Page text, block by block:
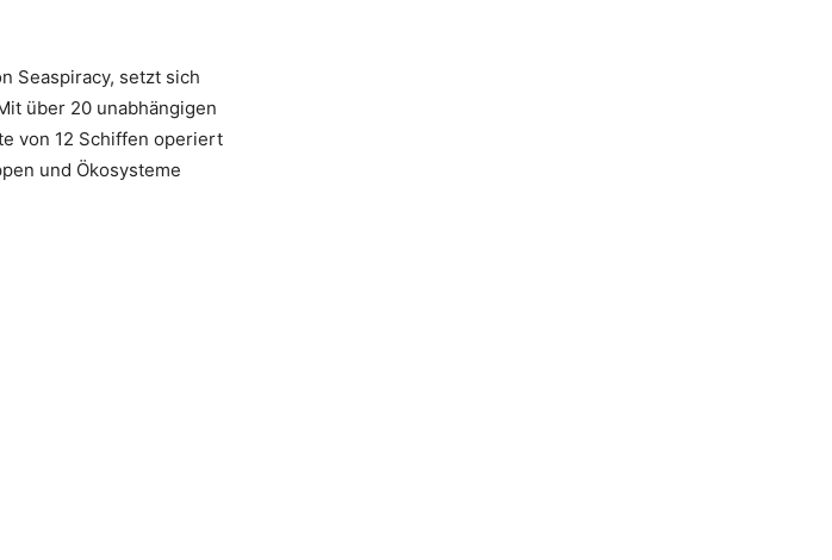
Seaspiracy, setzt sich
über 20 unabhängigen
von 12 Schiffen operiert
und Ökosysteme